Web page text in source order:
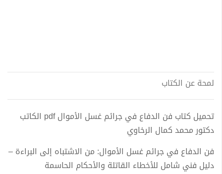
لمحة عن الكتاب
تحميل كتاب فن الدفاع في جرائم غسل الأموال pdf الكاتب
دكتور محمد كمال الرخاوي
فن الدفاع في جرائم غسل الأموال: من الاشتباه إلى البراءة –
دليل فني شامل للأخطاء القاتلة والأحكام الحاسمة